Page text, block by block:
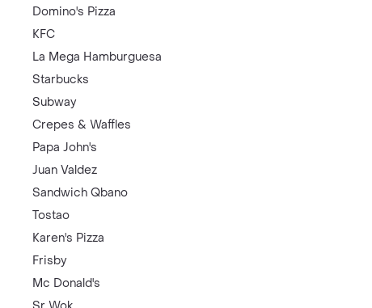
Domino's Pizza
KFC
La Mega Hamburguesa
Starbucks
Subway
Crepes & Waffles
Papa John's
Juan Valdez
Sandwich Qbano
Tostao
Karen's Pizza
Frisby
Mc Donald's